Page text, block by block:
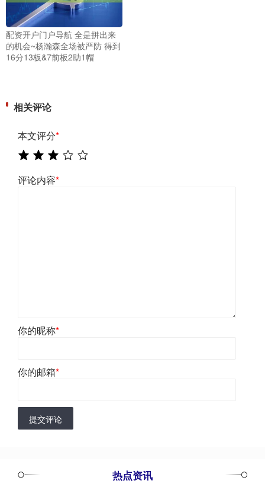
配资开户门户导航 全是拼出来
的机会~杨瀚森全场被严防 得到
16分13板&7前板2助1帽
相关评论
本文评分*
评论内容*
你的昵称*
你的邮箱*
提交评论
热点资讯